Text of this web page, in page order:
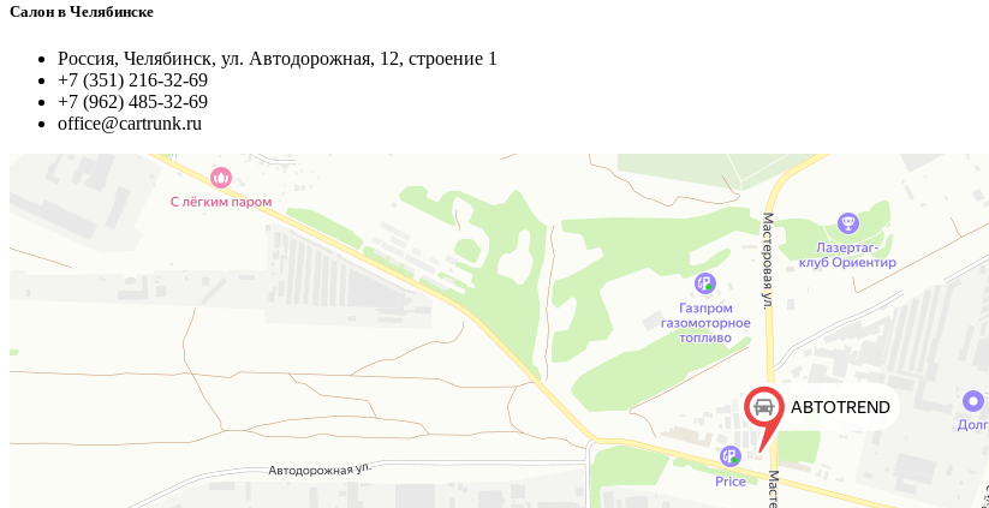
Салон в Челябинске
Россия, Челябинск, ул. Автодорожная, 12, строение 1
+7 (351) 216-32-69
+7 (962) 485-32-69
office@cartrunk.ru